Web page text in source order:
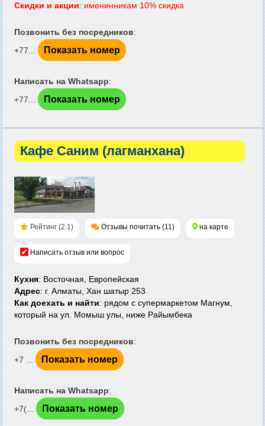
Скидки и акции: именинникам 10% скидка
Позвонить без посредников:
+77...
Показать номер
Написать на Whatsapp:
+77...
Показать номер
Кафе Саним (лагманхана)
Рейтинг (2.1) Отзывы почитать (11) на карте
Написать отзыв или вопрос
Кухня: Восточная, Европейская
Адрес: г. Алматы, Хан шатыр 253
Как доехать и найти: рядом с супермаркетом Магнум,
который на ул. Момыш улы, ниже Райымбека
Позвонить без посредников:
+7 ...
Показать номер
Написать на Whatsapp:
+7(...
Показать номер